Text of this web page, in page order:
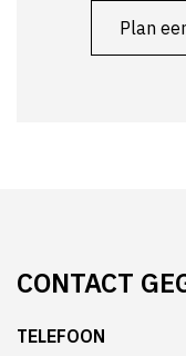
Plan
CONTACT
TELEFOON